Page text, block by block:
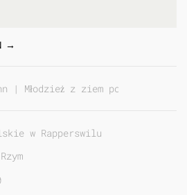
→
| Młodzież z ziem polskich
w Rapperswilu
Rzym